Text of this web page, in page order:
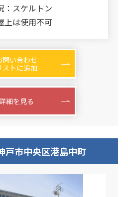
：スケルトン
は使用不可
問い合わせ
ストに追加
細を見る
戸市中央区港島中町